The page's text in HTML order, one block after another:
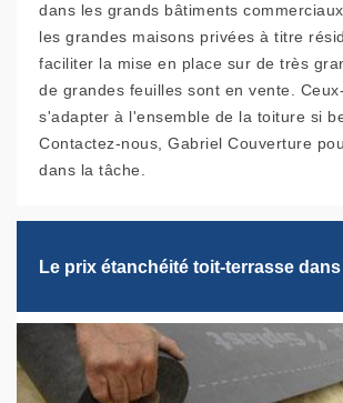
dans les grands bâtiments
les grandes maisons privées à titre
faciliter la mise en place sur de très
de grandes feuilles sont en vente.
s'adapter à l'ensemble de la toiture si
Contactez-nous, Gabriel Couverture
dans la tâche.
Le prix étanchéité toit-terrasse dans